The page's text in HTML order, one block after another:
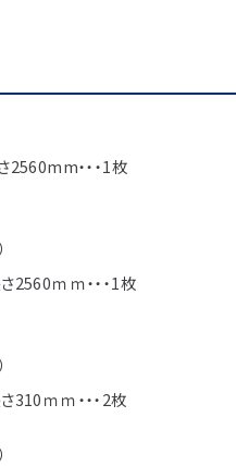
・・・1枚
ｍｍ・・・1枚
ｍｍ・・・2枚